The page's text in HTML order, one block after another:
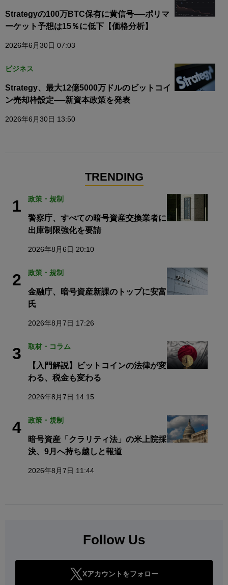
Strategyの100万BTC保有に黄信号──ポリマ
ーケット予想は15％に低下【価格分析】
2026年6月30日 07:03
ビジネス
Strategy、最大12億5000万ドルのビットコイ
ン売却枠設定──新資本政策を発表
2026年6月30日 13:50
TRENDING
1 政策・規制
警察庁、すべての暗号資産交換業者に
出庫制限強化を要請
2026年8月6日 20:10
2 政策・規制
金融庁、暗号資産新課のトップに安富
氏
2026年8月7日 17:26
3 取材・コラム
【入門解説】ビットコインの法律が変
わる、税金も変わる
2026年8月7日 14:15
4 政策・規制
暗号資産「クラリティ法」の米上院採
決、9月へ持ち越しと報道
2026年8月7日 11:44
Follow Us
Xアカウントをフォロー